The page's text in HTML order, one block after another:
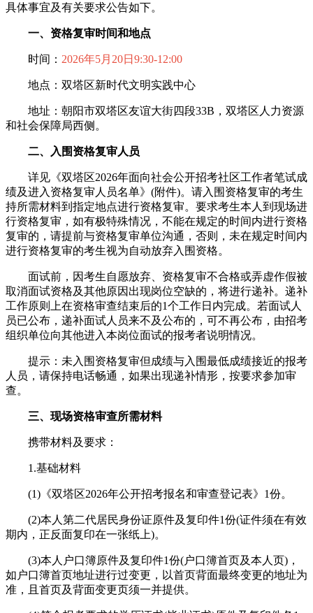
具体事宜及有关要求公告如下。
一、资格复审时间和地点
时间： 2026年5月20日9:30-12:00
地点：双塔区新时代文明实践中心
地址：朝阳市双塔区友谊大街四段33B，双塔区人力资源
和社会保障局西侧。
二、入围资格复审人员
详见《双塔区2026年面向社会公开招考社区工作者笔试成
绩及进入资格复审人员名单》(附件)。请入围资格复审的考生
持所需材料到指定地点进行资格复审。要求考生本人到现场进
行资格复审，如有极特殊情况，不能在规定的时间内进行资格
复审的，请提前与资格复审单位沟通，否则，未在规定时间内
进行资格复审的考生视为自动放弃入围资格。
面试前，因考生自愿放弃、资格复审不合格或弄虚作假被
取消面试资格及其他原因出现岗位空缺的，将进行递补。递补
工作原则上在资格审查结束后的1个工作日内完成。若面试人
员已公布，递补面试人员来不及公布的，可不再公布，由招考
组织单位向其他进入本岗位面试的报考者说明情况。
提示：未入围资格复审但成绩与入围最低成绩接近的报考
人员，请保持电话畅通，如果出现递补情形，按要求参加审
查。
三、现场资格审查所需材料
携带材料及要求：
1.基础材料
(1)《双塔区2026年公开招考报名和审查登记表》1份。
(2)本人第二代居民身份证原件及复印件1份(证件须在有效
期内，正反面复印在一张纸上)。
(3)本人户口簿原件及复印件1份(户口簿首页及本人页)，
如户口簿首页地址进行过变更，以首页背面最终变更的地址为
准，且首页及背面变更页须一并提供。